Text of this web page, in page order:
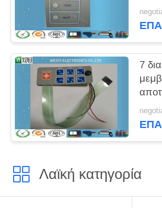
υλών
7
υλών
Λαϊκή κατηγορία